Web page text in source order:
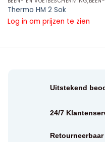
Thermo HM 2 Sok
Log in om prijzen te zien
Uitstekend
24/7
Retourneerbaar